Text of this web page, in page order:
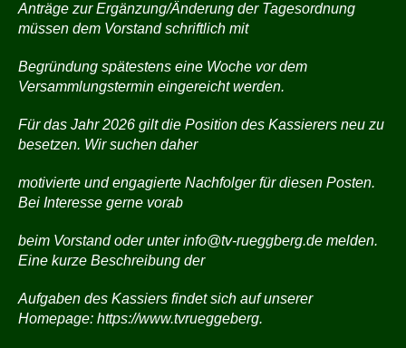
Anträge zur Ergänzung/Änderung der Tagesordnung
müssen dem Vorstand schriftlich mit
Begründung spätestens eine Woche vor dem
Versammlungstermin eingereicht werden.
Für das Jahr 2026 gilt die Position des Kassierers neu zu
besetzen. Wir suchen daher
motivierte und engagierte Nachfolger für diesen Posten.
Bei Interesse gerne vorab
beim Vorstand oder unterinfo@tv-rueggberg.de melden.
Eine kurze Beschreibung der
Aufgaben des Kassiers findet sich auf unserer
Homepage: https://www.tvrueggeberg.